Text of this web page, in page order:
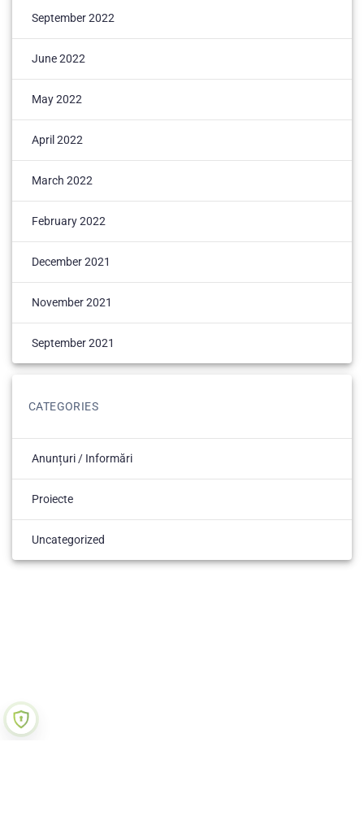
September 2022
June 2022
May 2022
April 2022
March 2022
February 2022
December 2021
November 2021
September 2021
CATEGORIES
Anunțuri / Informări
Proiecte
Uncategorized